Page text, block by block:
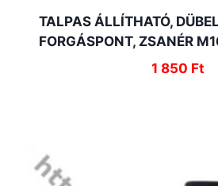
TALPAS ÁLLÍTHATÓ,
FORGÁSPONT, ZSANÉR
1 850 Ft